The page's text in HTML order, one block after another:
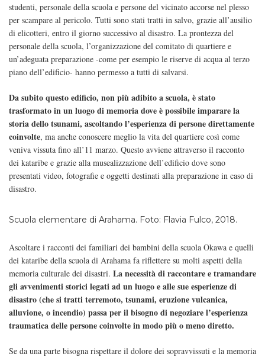
studenti, personale della scuola e persone del vicinato accorse nel plesso
per scampare al pericolo. Tutti sono stati tratti in salvo, grazie all’ausilio
di elicotteri, entro il giorno successivo al disastro. La prontezza del
personale della scuola, l’organizzazione del comitato di quartiere e
un’adeguata preparazione -come per esempio le riserve di acqua al terzo
piano dell’edificio- hanno permesso a tutti di salvarsi.
Da subito questo edificio, non più adibito a scuola, è stato
trasformato in un luogo di memoria dove è possibile imparare la
storia dello tsunami, ascoltando l’esperienza di persone direttamente
coinvolte, ma anche conoscere meglio la vita del quartiere così come
veniva vissuta fino all’11 marzo. Questo avviene attraverso il racconto
dei kataribe e grazie alla musealizzazione dell’edificio dove sono
presentati video, fotografie e oggetti destinati alla preparazione in caso di
disastro.
Scuola elementare di Arahama. Foto: Flavia Fulco, 2018.
Ascoltare i racconti dei familiari dei bambini della scuola Okawa e quelli
dei kataribe della scuola di Arahama fa riflettere su molti aspetti della
memoria culturale dei disastri. La necessità di raccontare e tramandare
gli avvenimenti storici legati ad un luogo e alle sue esperienze di
disastro (che si tratti terremoto, tsunami, eruzione vulcanica,
alluvione, o incendio) passa per il bisogno di negoziare l’esperienza
traumatica delle persone coinvolte in modo più o meno diretto.
Se da una parte bisogna rispettare il dolore dei sopravvissuti e la memoria